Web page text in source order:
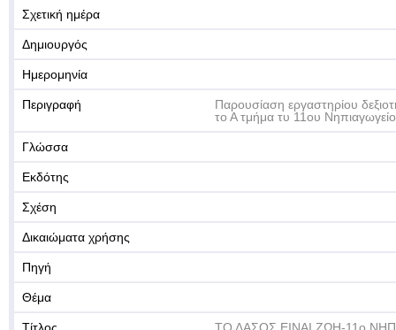
Σχετική ημέρα
Δημιουργός
Ημερομηνία
Περιγραφή
Παρουσίαση εργαστηρίου
το Α τμήμα τυ 11ου
Γλώσσα
Εκδότης
Σχέση
Δικαιώματα χρήσης
Πηγή
Θέμα